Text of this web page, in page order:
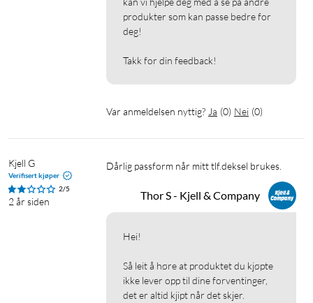
produkter som kan passe bedre for
deg!
Takk for din feedback!
Var anmeldelsen nyttig? Ja (0) Nei (0)
Kjell G
Verifisert kjøper
2/5
2 år siden
Dårlig passform når mitt tlf.deksel brukes.
Thor S - Kjell & Company
Hei!
Så leit å høre at produktet du kjøpte
ikke lever opp til dine forventinger,
det er altid kjipt når det skjer.